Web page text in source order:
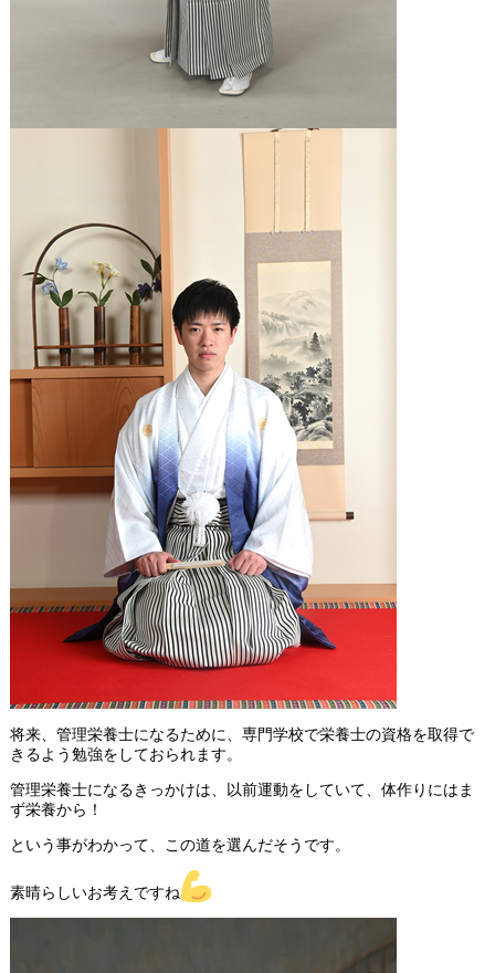
将来、管理栄養士になるために、専門学校で栄養士の資格を取得で
きるよう勉強をしておられます。
管理栄養士になるきっかけは、以前運動をしていて、体作りにはま
ず栄養から！
という事がわかって、この道を選んだそうです。
素晴らしいお考えですね